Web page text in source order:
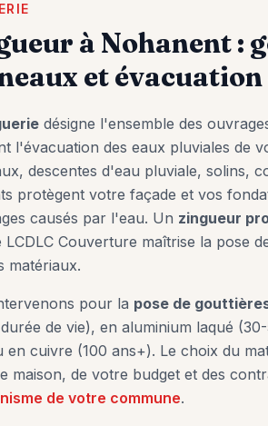
à Nohanent:
et évacuation
désigne l'ensemble des
l'évacuation des eaux pluviales de
descentes d'eau pluviale, solins,
protègent votre façade et vos
causés par l'eau. Un zingueur
LCDLC Couverture maîtrise la pose
matériaux.
pour la pose de
de vie), en aluminium laqué
en cuivre (100 ans+). Le choix du
maison, de votre budget et des
de votre commune.